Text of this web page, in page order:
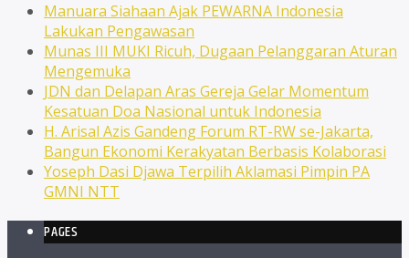
Manuara Siahaan Ajak PEWARNA Indonesia
Lakukan Pengawasan
Munas III MUKI Ricuh, Dugaan Pelanggaran Aturan
Mengemuka
JDN dan Delapan Aras Gereja Gelar Momentum
Kesatuan Doa Nasional untuk Indonesia
H. Arisal Azis Gandeng Forum RT-RW se-Jakarta,
Bangun Ekonomi Kerakyatan Berbasis Kolaborasi
Yoseph Dasi Djawa Terpilih Aklamasi Pimpin PA
GMNI NTT
PAGES